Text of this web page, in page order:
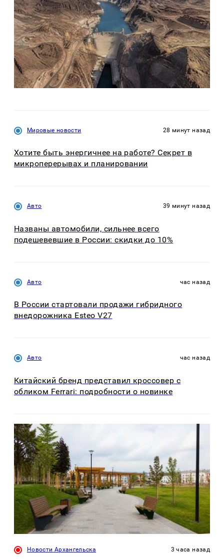
Мировые новости 28 минут назад
Хотите быть энергичнее на работе? Секрет в
микроперерывах и планировании
Авто 39 минут назад
Названы автомобили, сильнее всего
подешевевшие в России: скидки до 10%
Авто час назад
В России стартовали продажи гибридного
внедорожника Esteo V27
Авто час назад
Китайский бренд представил кроссовер с
обликом Ferrari: подробности о новинке
Новости Архангельска 3 часа назад